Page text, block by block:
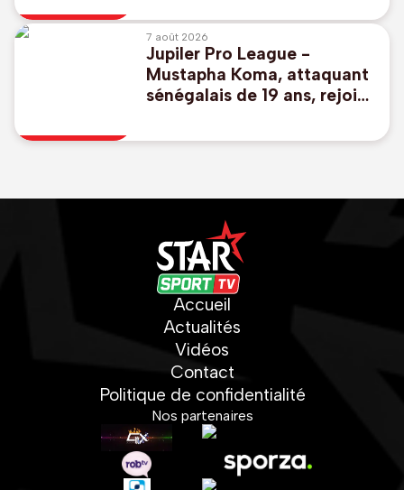
7 août 2026
Jupiler Pro League -
Mustapha Koma, attaquant
sénégalais de 19 ans, rejoint
Accueil
Actualités
Vidéos
Contact
Politique de confidentialité
Nos partenaires